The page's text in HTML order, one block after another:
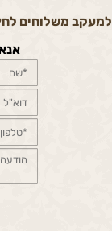
למעקב משלוחים